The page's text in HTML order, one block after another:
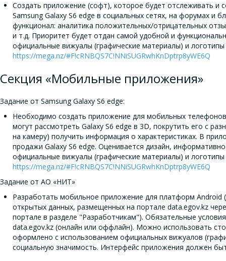
Создать приложение (софт), которое будет отслеживать и
Samsung Galaxy S6 edge в социальных сетях, на форумах и
функционал: аналитика положительных/отрицательных
и т.д. Приоритет будет отдан самой удобной и
официальные вижуалы (графические материалы) и логотипы
https://mega.nz/#F!cRNBQS7C!NNiSUGRwhKnDptrp8yWE6Q
Секция «Мобильные приложения»
Задание от Samsung Galaxy S6 edge:
Необходимо создать приложение для мобильных
могут рассмотреть Galaxy S6 edge в 3D, покрутить его с
на камеру) получить информация о характеристиках. В
продажи Galaxy S6 edge. Оценивается дизайн,
официальные вижуалы (графические материалы) и логотипы
https://mega.nz/#F!cRNBQS7C!NNiSUGRwhKnDptrp8yWE6Q
Задание от АО «НИТ»
Разработать мобильное приложение для платформ Android
открытых данных, размещенных на портале data.egov.kz
портале в разделе "Разработчикам"). Обязательные
data.egov.kz (онлайн или оффлайн). Можно использовать
оформлено с использованием официальных вижуалов
социальную значимость. Интерфейс приложения должен